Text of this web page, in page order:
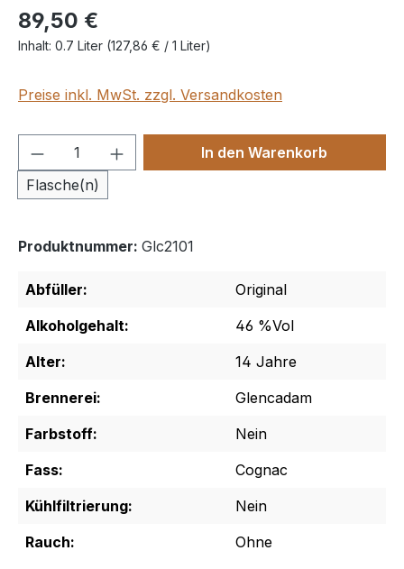
89,50 €
Inhalt: 0.7 Liter (127,86 € / 1 Liter)
Preise inkl. MwSt. zzgl. Versandkosten
Produkt Anzahl: Gib den
Flasche(n)
In den Warenkorb
Produktnummer: Glc2101
Abfüller:
Original
Alkoholgehalt:
46 %Vol
Alter:
14 Jahre
Brennerei:
Glencadam
Farbstoff:
Nein
Fass:
Cognac
Kühlfiltrierung:
Nein
Rauch:
Ohne